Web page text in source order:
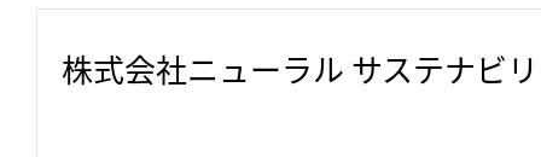
株式会社ニューラル サステナビ